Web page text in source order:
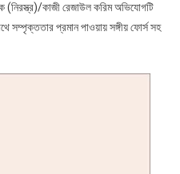
(নিরস্ত্র)/কাজী রেজাউল করিম অভিযোগটি
সম্পৃক্ততার প্রমান পাওয়ায় সঙ্গীয় ফোর্স সহ